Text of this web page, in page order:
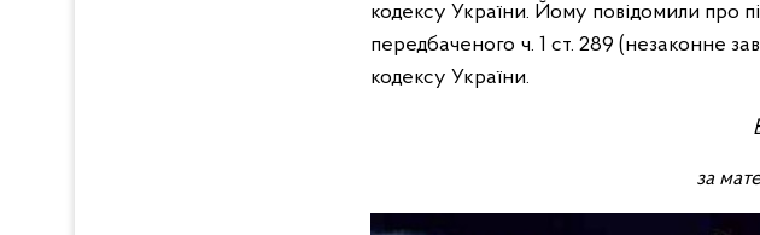
кодексу України. Йому повідомили про
передбаченого ч. 1 ст. 289 (незаконне
кодексу України.
за